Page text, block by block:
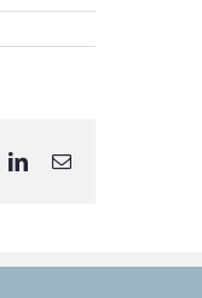
LinkedInEmail